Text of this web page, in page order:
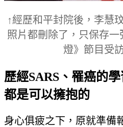
↑經歷和平封院後，李慧
照片都刪除了，只保存
燈》節目受
歷經SARS、罹癌的
都是可以擁抱的
身心俱疲之下，原就準備